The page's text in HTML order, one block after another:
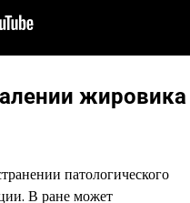
жировика
патологического
В ране может